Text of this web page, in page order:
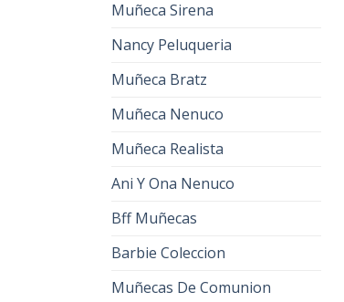
Muñeca Sirena
Nancy Peluqueria
Muñeca Bratz
Muñeca Nenuco
Muñeca Realista
Ani Y Ona Nenuco
Bff Muñecas
Barbie Coleccion
Muñecas De Comunion